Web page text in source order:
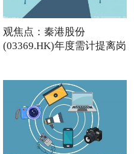
观焦点：秦港股份
(03369.HK)年度需计提离岗